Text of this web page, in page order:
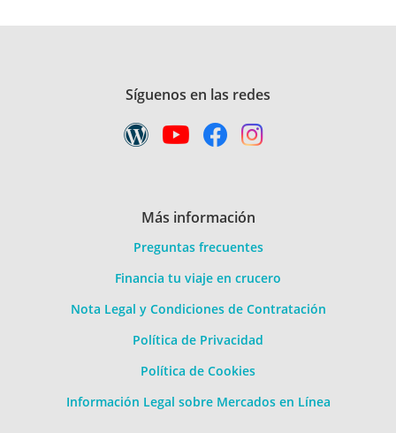
Síguenos en las redes
Más información
Preguntas frecuentes
Financia tu viaje en crucero
Nota Legal y Condiciones de Contratación
Política de Privacidad
Política de Cookies
Información Legal sobre Mercados en Línea